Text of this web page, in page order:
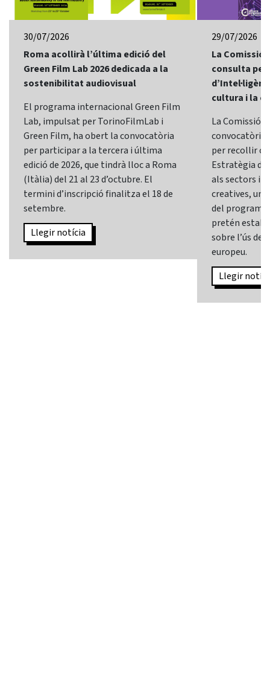
30/07/2026
Roma acollirà l’última edició del
Green Film Lab 2026 dedicada a la
sostenibilitat audiovisual
El programa internacional Green Film
Lab, impulsat per TorinoFilmLab i
Green Film, ha obert la convocatòria
per participar a la tercera i última
edició de 2026, que tindrà lloc a Roma
(Itàlia) del 21 al 23 d’octubre. El
termini d’inscripció finalitza el 18 de
setembre.
Llegir notícia
29/07/2026
La Comissió
consulta
cultura i la
La Comissió
convocatòria
per recollir
Estratègia
als sectors i
creatives,
del programa
pretén
sobre l’ús de
europeu.
Llegir